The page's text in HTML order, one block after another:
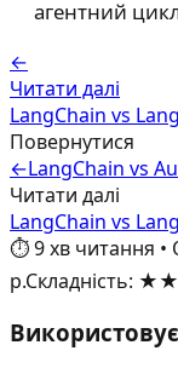
агентний
←
Читати далі
LangChain vs
Повернутися
←LangChain vs
Читати далі
LangChain vs
⏱️9хв читання •
р.Складність: